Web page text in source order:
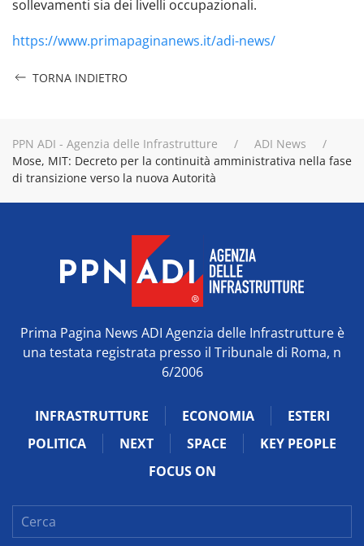
sollevamenti sia dei livelli occupazionali.
https://www.primapaginanews.it/adi-news/
TORNA INDIETRO
PPN ADI - Agenzia delle Infrastrutture
ADI News
Mose, MIT: Decreto per la continuità amministrativa nella fase
di transizione verso la nuova Autorità
Prima Pagina News ADI Agenzia delle Infrastrutture è
una testata registrata presso il Tribunale di Roma, n
6/2006
INFRASTRUTTURE ECONOMIA
ESTERI
POLITICA
NEXT SPACE
KEY PEOPLE
FOCUS ON